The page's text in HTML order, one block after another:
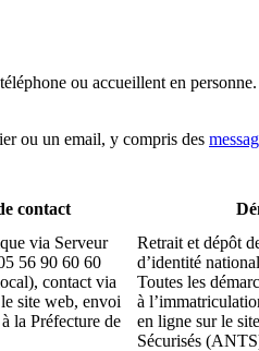
ou accueillent en
ou un email, y compris des
contact
via Serveur
56 90 60 60
contact via
site web, envoi
la Préfecture de
Retrait et dépôt
d’identité
Toutes les
à
en ligne sur le
Sécurisés